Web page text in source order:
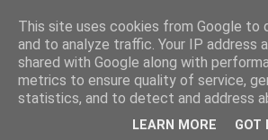
This site uses cookies from Google to
and to analyze traffic. Your IP address
shared with Google along with
metrics to ensure quality of service,
statistics, and to detect and address
LEARN MORE GOT